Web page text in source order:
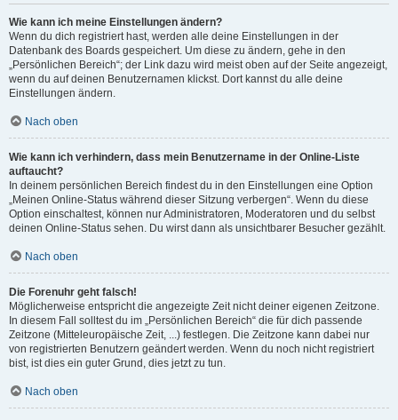
Wie kann ich meine Einstellungen ändern?
Wenn du dich registriert hast, werden alle deine Einstellungen in der
Datenbank des Boards gespeichert. Um diese zu ändern, gehe in den
„Persönlichen Bereich“; der Link dazu wird meist oben auf der Seite angezeigt,
wenn du auf deinen Benutzernamen klickst. Dort kannst du alle deine
Einstellungen ändern.
Nach oben
Wie kann ich verhindern, dass mein Benutzername in der Online-Liste
auftaucht?
In deinem persönlichen Bereich findest du in den Einstellungen eine Option
„Meinen Online-Status während dieser Sitzung verbergen“. Wenn du diese
Option einschaltest, können nur Administratoren, Moderatoren und du selbst
deinen Online-Status sehen. Du wirst dann als unsichtbarer Besucher gezählt.
Nach oben
Die Forenuhr geht falsch!
Möglicherweise entspricht die angezeigte Zeit nicht deiner eigenen Zeitzone.
In diesem Fall solltest du im „Persönlichen Bereich“ die für dich passende
Zeitzone (Mitteleuropäische Zeit, ...) festlegen. Die Zeitzone kann dabei nur
von registrierten Benutzern geändert werden. Wenn du noch nicht registriert
bist, ist dies ein guter Grund, dies jetzt zu tun.
Nach oben